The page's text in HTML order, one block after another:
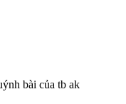
bài của tb ak